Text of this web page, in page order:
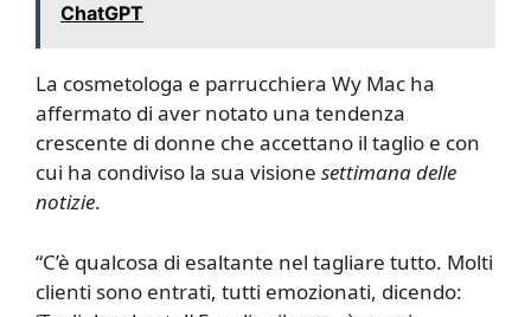
ChatGPT
La cosmetologa e parrucchiera Wy Mac ha
affermato di aver notato una tendenza
crescente di donne che accettano il taglio e con
cui ha condiviso la sua visione settimana delle
notizie.
“C’è qualcosa di esaltante nel tagliare tutto. Molti
clienti sono entrati, tutti emozionati, dicendo: